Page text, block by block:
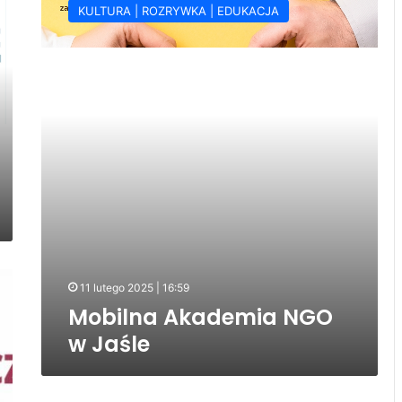
w
KULTURA | ROZRYWKA | EDUKACJA
11 lutego 2025 | 16:59
Mobilna Akademia NGO
w Jaśle